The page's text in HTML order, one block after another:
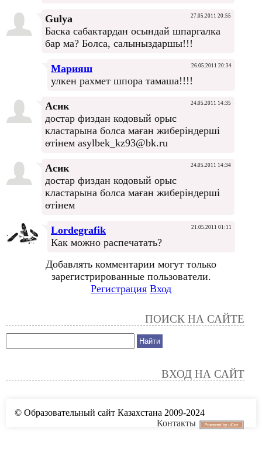
Gulya 27.05.2011 20:55
Баска сабактардан осындай шпаргалка
бар ма? Болса, салыныздаршы!!!
Марияш 26.05.2011 20:34
улкен рахмет шпора тамаша!!!!
Асик 24.05.2011 14:35
достар физдан кодовый орыс
кластарына болса маған жиберіндерші
өтінем asylbek_kz93@bk.ru
Асик 24.05.2011 14:34
достар физдан кодовый орыс
кластарына болса маған жиберіндерші
өтінем
Lordegrafik 21.05.2011 01:11
Как можно распечатать?
Добавлять комментарии могут только
зарегистрированные пользователи.
Регистрация Вход
ПОИСК НА САЙТЕ
ВХОД НА САЙТ
© Образовательный сайт Казахстана 2009-2024
Контакты